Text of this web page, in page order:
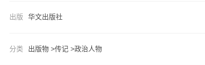
披露将他们的真实经历客观地展现在读者面前。 书中故事波诡云谲、惊心动魄，能够强烈吸引读者的兴趣，更能够
出版 华文出版社
分类 出版物 >传记 >政治人物